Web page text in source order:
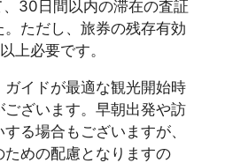
30日間以内の滞在の査証
ただし、旅券の残存有効
上必要です。
ガイドが最適な観光開始時
ざいます。早朝出発や訪
る場合もございますが、
めの配慮となりますの